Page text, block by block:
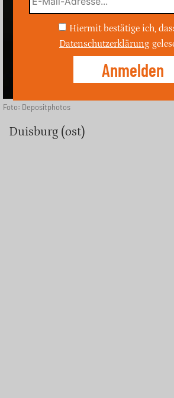
Foto: Depositphotos
Duisburg (ost)
Hiermit bestätige ich,
Datenschutzerklärung